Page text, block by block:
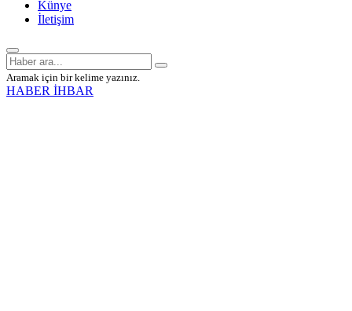
Künye
İletişim
Aramak için bir kelime yazınız.
HABER İHBAR